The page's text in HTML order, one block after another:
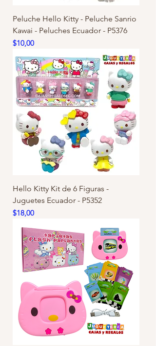
Peluche Hello Kitty - Peluche Sanrio
Kawai - Peluches Ecuador - P5376
Precio
$10,00
Hello Kitty Kit de 6 Figuras -
Juguetes Ecuador - P5352
Precio
$18,00